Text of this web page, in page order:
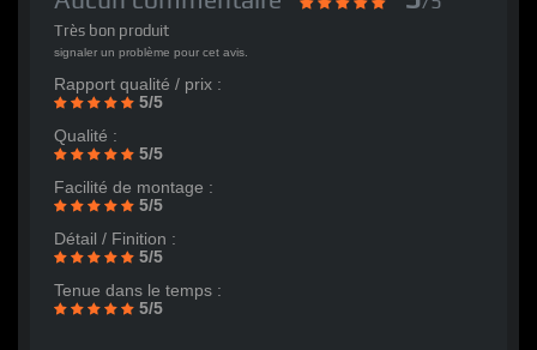
Très bon produit
signaler un problème pour cet avis.
Rapport qualité / prix :
5/5
Qualité :
5/5
Facilité de montage :
5/5
Détail / Finition :
5/5
Tenue dans le temps :
5/5